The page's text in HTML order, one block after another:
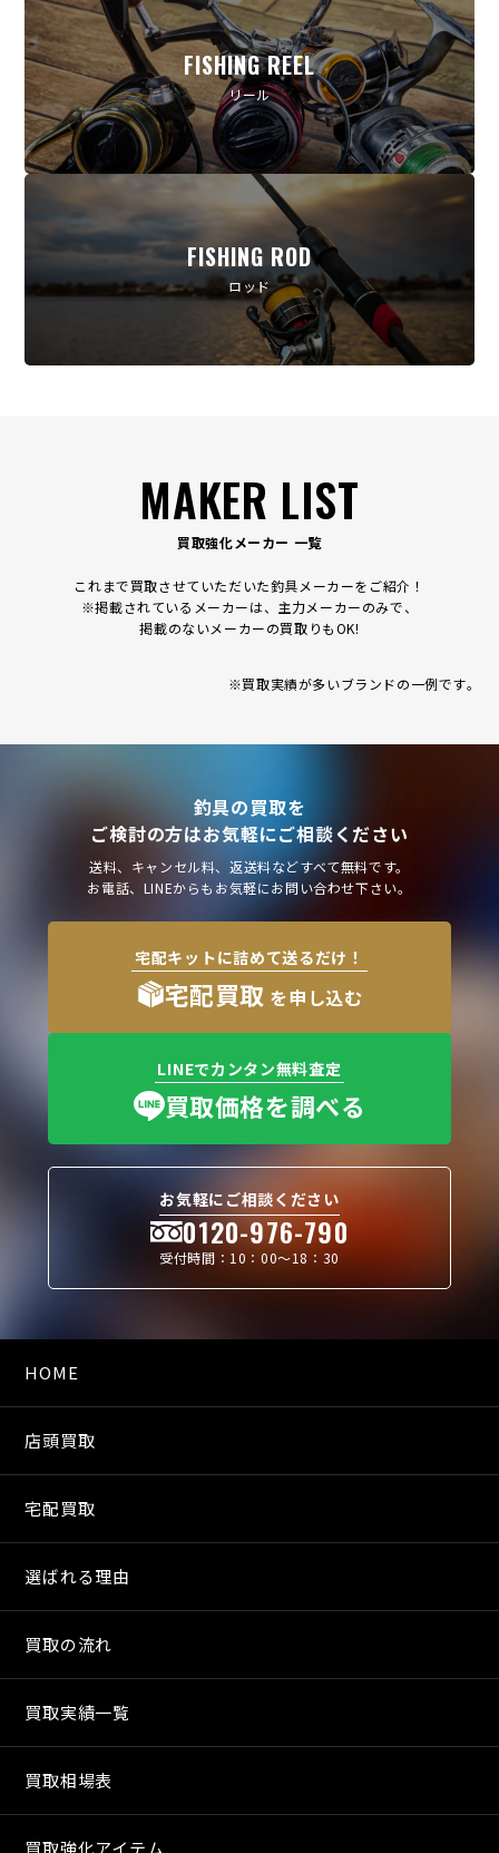
FISHING REEL
リール
FISHING ROD
ロッド
MAKER LIST
買取強化メーカー 一覧
これまで買取させていただいた釣具メーカーをご紹介！
※掲載されているメーカーは、主力メーカーのみで、
掲載のないメーカーの買取りもOK!
※買取実績が多いブランドの一例です｡
釣具の買取を
ご検討の方はお気軽にご相談ください
送料、キャンセル料、返送料などすべて無料です。
お電話、LINEからもお気軽にお問い合わせ下さい。
宅配キットに詰めて送るだけ！
宅配買取 を申し込む
LINEでカンタン無料査定
買取価格を調べる
お気軽にご相談ください
0120-976-790
受付時間：10：00〜18：30
HOME
店頭買取
宅配買取
選ばれる理由
買取の流れ
買取実績一覧
買取相場表
買取強化アイテム